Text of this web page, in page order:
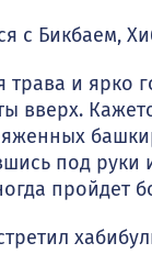
с Бикбаем,
трава и ярко
вверх.
под руки
пройдет